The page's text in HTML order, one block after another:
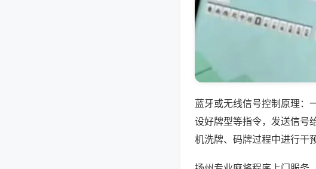
蓝牙或无线信号控制原理：
设好牌型等指令，发送信号
机洗牌、码牌过程中进行干